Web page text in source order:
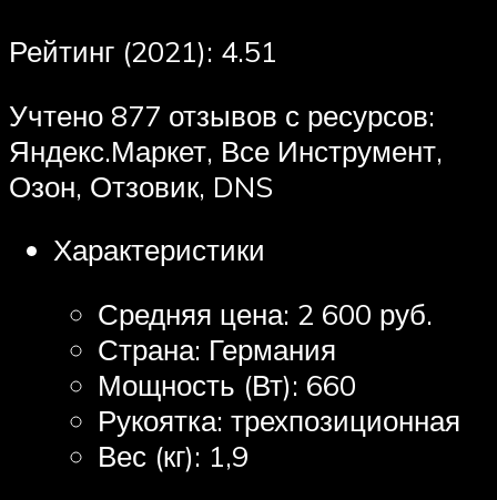
Рейтинг (2021): 4.51
Учтено 877 отзывов с ресурсов:
Яндекс.Маркет, Все Инструмент,
Озон, Отзовик, DNS
Характеристики
Средняя цена: 2 600 руб.
Страна: Германия
Мощность (Вт): 660
Рукоятка: трехпозиционная
Вес (кг): 1,9